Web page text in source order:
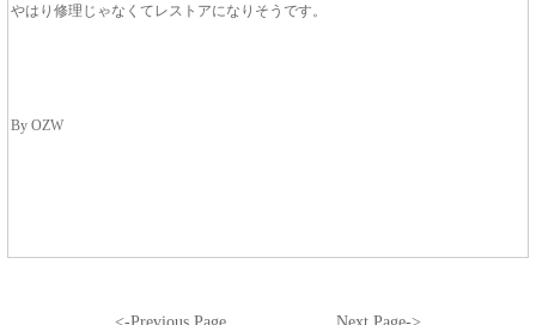
やはり修理じゃなくてレストアになりそうです。
By OZW